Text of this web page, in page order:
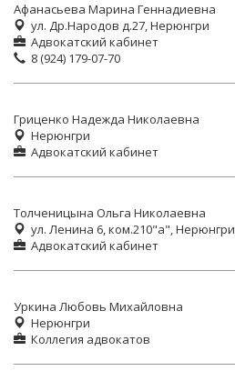
Афанасьева Марина Геннадиевна
ул. Др.Народов д.27, Нерюнгри
Адвокатский кабинет
8 (924) 179-07-70
Гриценко Надежда Николаевна
Нерюнгри
Адвокатский кабинет
Толченицына Ольга Николаевна
ул. Ленина 6, ком.210"а", Нерюнгри
Адвокатский кабинет
Уркина Любовь Михайловна
Нерюнгри
Коллегия адвокатов